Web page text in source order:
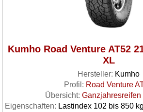
Kumho Road Venture AT52
XL
Hersteller: Kumho
Profil: Road Venture
Übersicht: Ganzjahresreifen
Eigenschaften: Lastindex 102 bis 850